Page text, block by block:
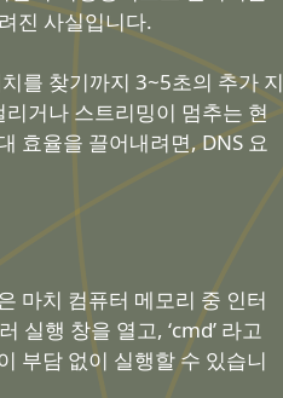
진 사실입니다.
를 찾기까지 3~5초의 추가 지
거나 스트리밍이 멈추는 현
효율을 끌어내려면, DNS 요
마치 컴퓨터 메모리 중 인터
실행 창을 열고, ‘cmd’ 라고
부담 없이 실행할 수 있습니